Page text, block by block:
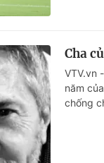
Cha
VTV.vn
năm
chống